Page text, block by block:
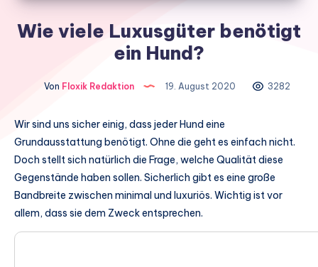
Wie viele Luxusgüter benötigt
ein Hund?
Von Floxik Redaktion 19. August 2020 3282
Wir sind uns sicher einig, dass jeder Hund eine
Grundausstattung benötigt. Ohne die geht es einfach nicht.
Doch stellt sich natürlich die Frage, welche Qualität diese
Gegenstände haben sollen. Sicherlich gibt es eine große
Bandbreite zwischen minimal und luxuriös. Wichtig ist vor
allem, dass sie dem Zweck entsprechen.